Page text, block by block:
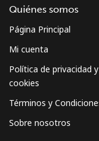
Quiénes somos
Página Principal
Mi cuenta
Política de privacidad y
cookies
Términos y
Sobre nosotros